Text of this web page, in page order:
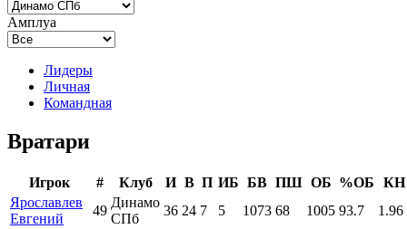
Амплуа
Лидеры
Личная
Командная
Вратари
Игрок # Клуб И В П ИБ БВ ПШ ОБ %ОБ
КН
Ярославлев
Евгений
49
Динамо
СПб
36 24 7 5 1073 68 1005 93.7
1.96